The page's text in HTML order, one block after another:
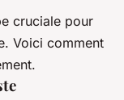
cruciale pour
Voici comment